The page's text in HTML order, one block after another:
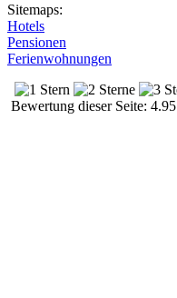
Sitemaps:
Hotels
Pensionen
Ferienwohnungen
Bewertung dieser Seite: